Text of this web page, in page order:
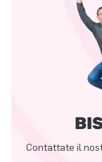
Contattate il